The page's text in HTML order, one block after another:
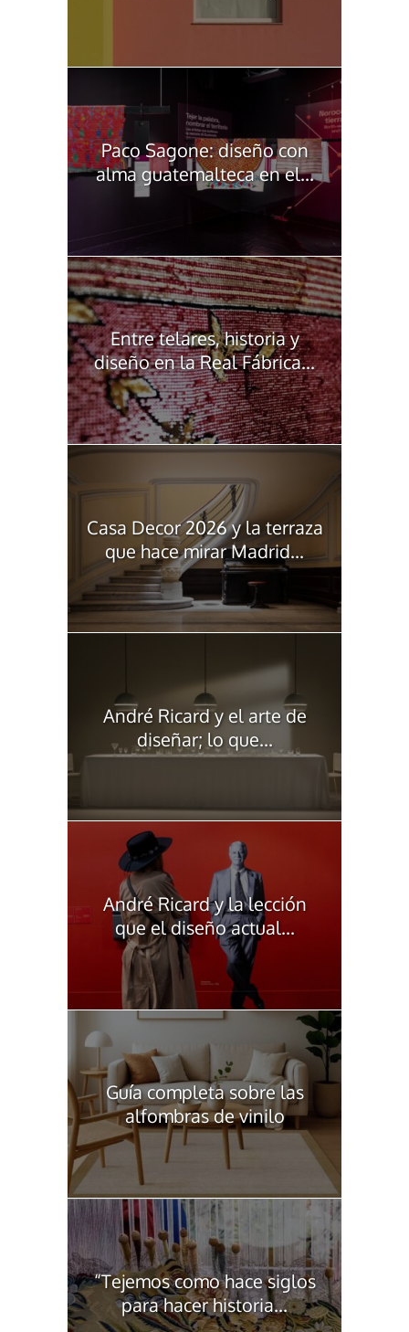
Paco Sagone: diseño con
alma guatemalteca en el...
Entre telares, historia y
diseño en la Real Fábrica...
Casa Decor 2026 y la terraza
que hace mirar Madrid...
André Ricard y el arte de
diseñar; lo que...
André Ricard y la lección
que el diseño actual...
Guía completa sobre las
alfombras de vinilo
“Tejemos como hace siglos
para hacer historia...